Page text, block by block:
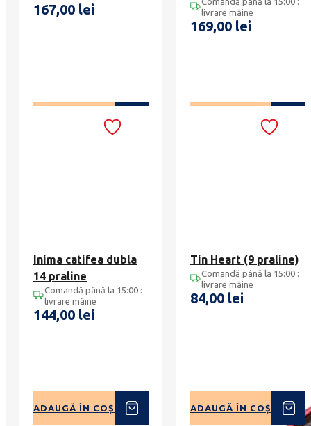
167,00 lei
ADAUGĂ ÎN COȘ
Leonidas
livrare mâine
169,00 lei
ADAUGĂ ÎN COȘ
Inima catifea dubla
14 praline
Comandă până la 15:00 :
livrare mâine
144,00 lei
ADAUGĂ ÎN COȘ
Tin Heart (9 praline)
Comandă până la 15:00 :
livrare mâine
84,00 lei
ADAUGĂ ÎN COȘ